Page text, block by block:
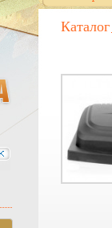
Каталог